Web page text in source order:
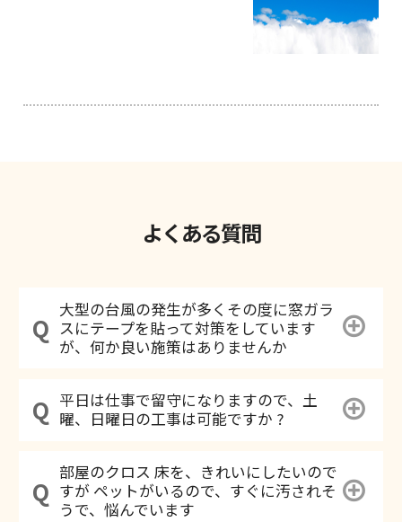
よくある質問
大型の台風の発生が多くその度に窓ガラ
スにテープを貼って対策をしています
が、何か良い施策はありませんか
平日は仕事で留守になりますので、土
曜、日曜日の工事は可能ですか ?
部屋のクロス 床を、きれいにしたいので
すが ペットがいるので、すぐに汚されそ
うで、悩んでいます